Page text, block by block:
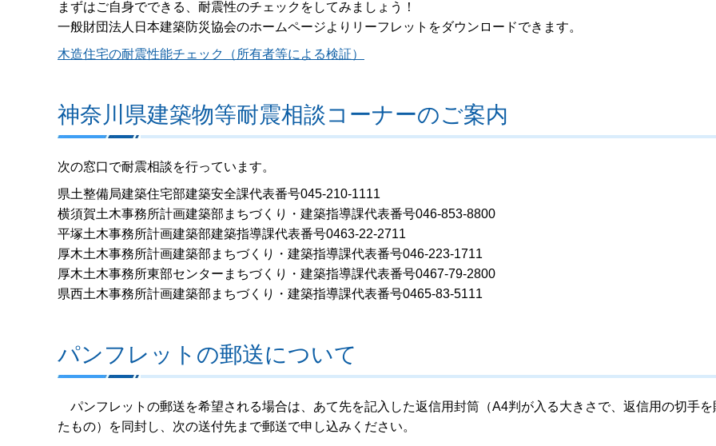
まずはご自身でできる、耐震性のチェックをしてみましょう！
一般財団法人日本建築防災協会のホームページよりリーフレットをダウンロードできます。
木造住宅の耐震性能チェック（所有者等による検証）
神奈川県建築物等耐震相談コーナーのご案内
次の窓口で耐震相談を行っています。
県土整備局建築住宅部建築安全課代表番号045-210-1111
横須賀土木事務所計画建築部まちづくり・建築指導課代表番号046-853-8800
平塚土木事務所計画建築部建築指導課代表番号0463-22-2711
厚木土木事務所計画建築部まちづくり・建築指導課代表番号046-223-1711
厚木土木事務所東部センターまちづくり・建築指導課代表番号0467-79-2800
県西土木事務所計画建築部まちづくり・建築指導課代表番号0465-83-5111
パンフレットの郵送について
パンフレットの郵送を希望される場合は、あて先を記入した返信用封筒（A4判が入る大きさで、返信用の切手を
たもの）を同封し、次の送付先まで郵送で申し込みください。